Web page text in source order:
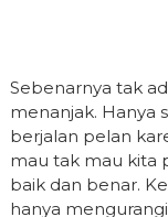
Sebenarnya tak
menanjak. Hanya
berjalan pelan
mau tak mau kita
baik dan benar.
hanya